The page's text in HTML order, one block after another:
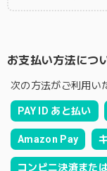
お支払い方法につ
次の方法がご利用い
PAY ID あと払い
Amazon Pay
コンビニ決済また